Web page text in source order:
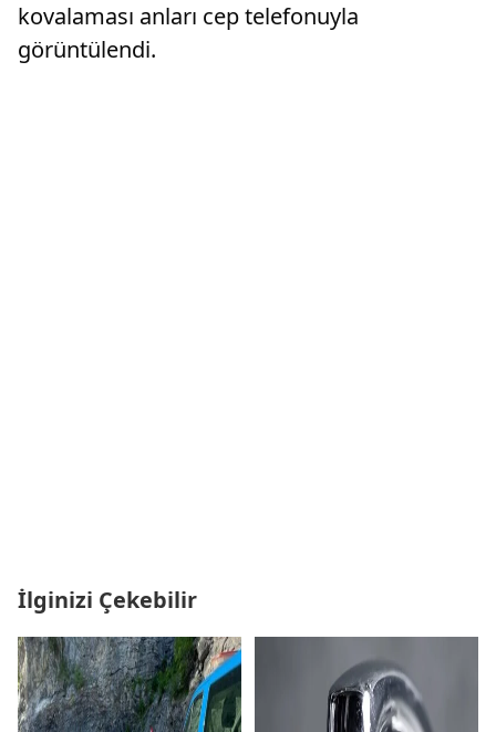
kovalaması anları cep telefonuyla
görüntülendi.
İlginizi Çekebilir